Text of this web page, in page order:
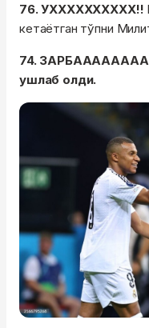
76. УХХХХХХХХХХ!!
кетаётган тўпни
74.
ушлаб олди.